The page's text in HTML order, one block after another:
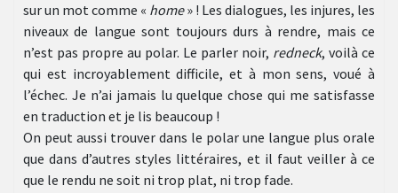
sur un mot comme « home» ! Les dialogues, les injures, les
niveaux de langue sont toujours durs à rendre, mais ce
n’est pas propre au polar. Le parler noir, redneck, voilà ce
qui est incroyablement difficile, et à mon sens, voué à
l’échec. Je n’ai jamais lu quelque chose qui me satisfasse
en traduction et je lis beaucoup !
On peut aussi trouver dans le polar une langue plus orale
que dans d’autres styles littéraires, et il faut veiller à ce
que le rendu ne soit ni trop plat, ni trop fade.